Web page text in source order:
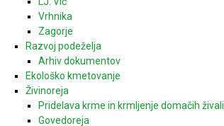
Vrhnika
Zagorje
Razvoj podeželja
Arhiv dokumentov
Ekološko kmetovanje
Živinoreja
Pridelava krme in krmljenje domačih živali
Govedoreja